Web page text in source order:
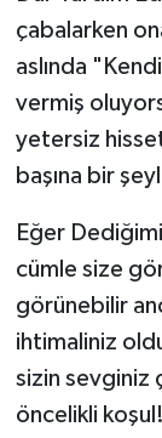
çabalarken
aslında
vermiş
yetersiz
başına bir
Eğer
cümle size
görünebilir
ihtimaliniz
sizin sevginiz
öncelikli